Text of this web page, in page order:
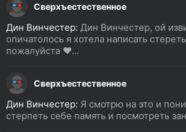
Сверхъестественное
Дин Винчестер: Дин Винчестер, ой
опичатолось я хотела написать
пожалуйста ❤️...
Сверхъестественное
Дин Винчестер: Я смотрю на это и
стерпеть себе память и посмотреть